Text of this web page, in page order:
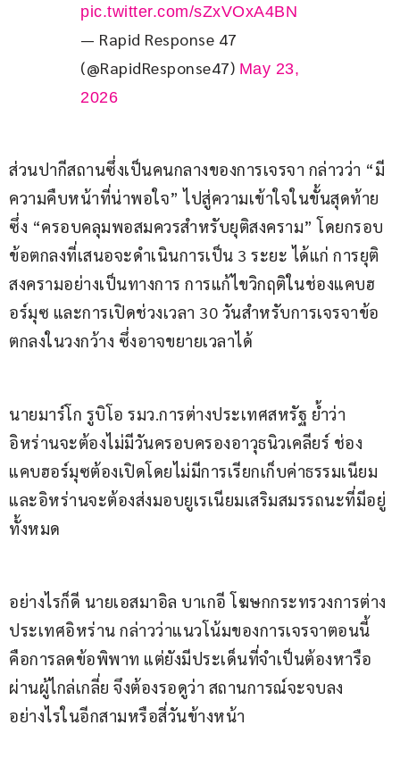
pic.twitter.com/sZxVOxA4BN
— Rapid Response 47
(@RapidResponse47) May 23,
2026
ส่วนปากีสถานซึ่งเป็นคนกลางของการเจรจา กล่าวว่า “มี
ความคืบหน้าที่น่าพอใจ” ไปสู่ความเข้าใจในขั้นสุดท้าย
ซึ่ง “ครอบคลุมพอสมควรสำหรับยุติสงคราม” โดยกรอบ
ข้อตกลงที่เสนอจะดำเนินการเป็น 3 ระยะ ได้แก่ การยุติ
สงครามอย่างเป็นทางการ การแก้ไขวิกฤติในช่องแคบฮ
อร์มุซ และการเปิดช่วงเวลา 30 วันสำหรับการเจรจาข้อ
ตกลงในวงกว้าง ซึ่งอาจขยายเวลาได้
นายมาร์โก รูบิโอ รมว.การต่างประเทศสหรัฐ ย้ำว่า
อิหร่านจะต้องไม่มีวันครอบครองอาวุธนิวเคลียร์ ช่อง
แคบฮอร์มุซต้องเปิดโดยไม่มีการเรียกเก็บค่าธรรมเนียม
และอิหร่านจะต้องส่งมอบยูเรเนียมเสริมสมรรถนะที่มีอยู่
ทั้งหมด
อย่างไรก็ดี นายเอสมาอิล บาเกอี โฆษกกระทรวงการต่าง
ประเทศอิหร่าน กล่าวว่าแนวโน้มของการเจรจาตอนนี้
คือการลดข้อพิพาท แต่ยังมีประเด็นที่จำเป็นต้องหารือ
ผ่านผู้ไกล่เกลี่ย จึงต้องรอดูว่า สถานการณ์จะจบลง
อย่างไรในอีกสามหรือสี่วันข้างหน้า